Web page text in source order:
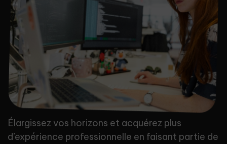
Élargissez vos horizons et acquérez plus
d’expérience professionnelle en faisant partie de